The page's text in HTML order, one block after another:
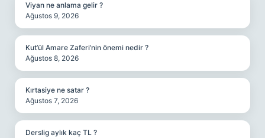
Viyan ne anlama gelir ?
Ağustos 9, 2026
Kut’ül Amare Zaferi’nin önemi nedir ?
Ağustos 8, 2026
Kırtasiye ne satar ?
Ağustos 7, 2026
Derslig aylık kaç TL ?